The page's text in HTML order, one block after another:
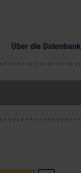
Über die Datenbank